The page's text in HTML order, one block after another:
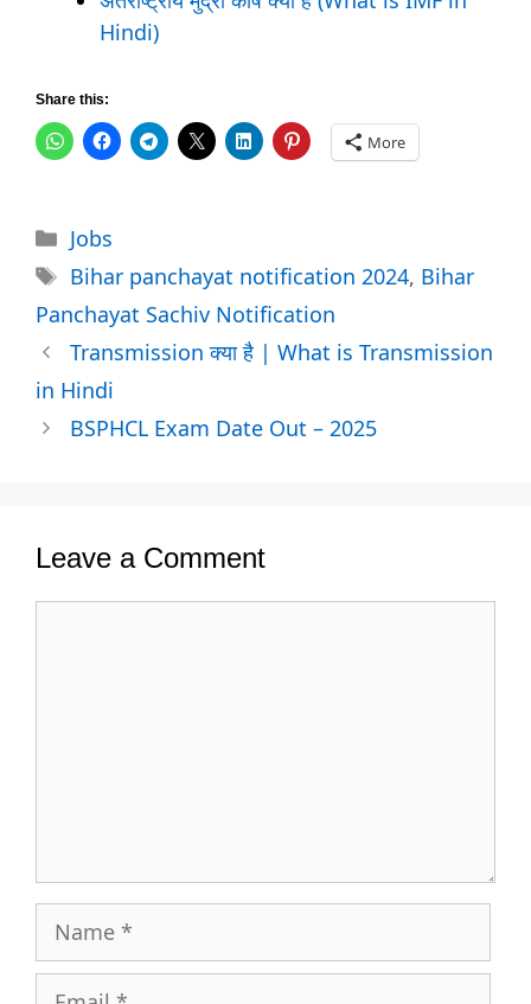
Hindi)
Share this:
More
Categories
Jobs
Tags
Bihar panchayat notification 2024, Bihar
Panchayat Sachiv Notification
Transmission क्या है | What is Transmission
in Hindi
BSPHCL Exam Date Out – 2025
Leave a Comment
Name
Email